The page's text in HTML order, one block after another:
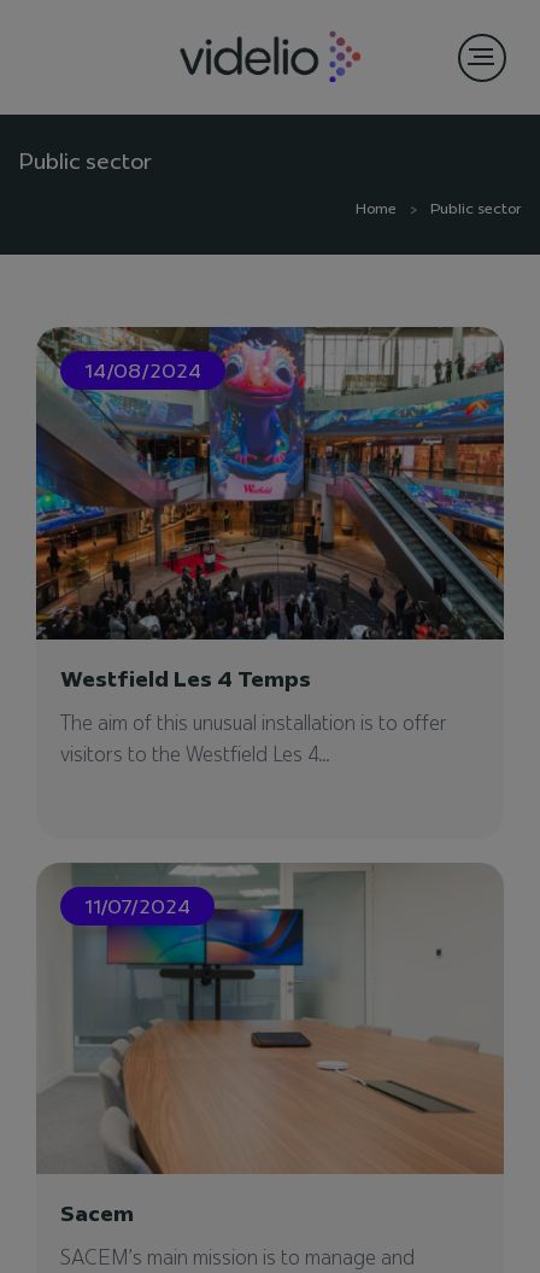
Public sector
Home Public sector
14/08/2024
Westfield Les 4 Temps
The aim of this unusual installation is to offer
visitors to the Westfield Les 4...
11/07/2024
Sacem
SACEM's main mission is to manage and